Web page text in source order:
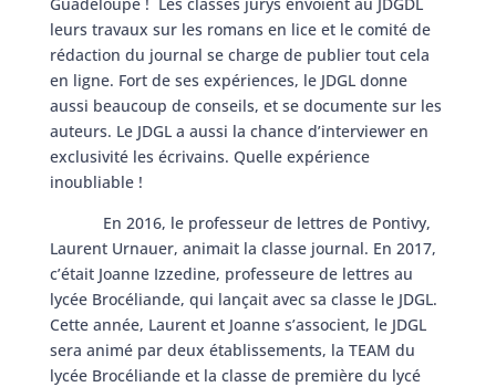
leurs travaux sur les romans en lice et le comité de
rédaction du journal se charge de publier tout cela
en ligne. Fort de ses expériences, le JDGL donne
aussi beaucoup de conseils, et se documente sur les
auteurs. Le JDGL a aussi la chance d’interviewer en
exclusivité les écrivains. Quelle expérience
inoubliable !
En 2016, le professeur de lettres de Pontivy,
Laurent Urnauer, animait la classe journal. En 2017,
c’était Joanne Izzedine, professeure de lettres au
lycée Brocéliande, qui lançait avec sa classe le JDGL.
Cette année, Laurent et Joanne s’associent, le JDGL
sera animé par deux établissements, la TEAM du
lycée Brocéliande et la classe de première du lycé